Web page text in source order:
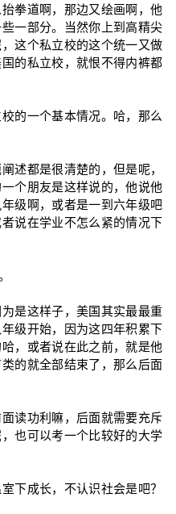
拳道啊，那边又绘画啊，他
一部分。当然你上到高精尖
这个私立校的这个统一又做
的私立校，就恨不得内裤都
的一个基本情况。哈，那么
述都是很清楚的，但是呢，
个朋友是这样说的，他说他
级啊，或者是一到六年级吧
说在学业不怎么紧的情况下
是这样子，美国其实最最重
级开始，因为这四年积累下
，或者说在此之前，就是他
的就全部结束了，那么后面
读功利嘛，后面就需要充斥
也可以考一个比较好的大学
下成长，不认识社会是吧？